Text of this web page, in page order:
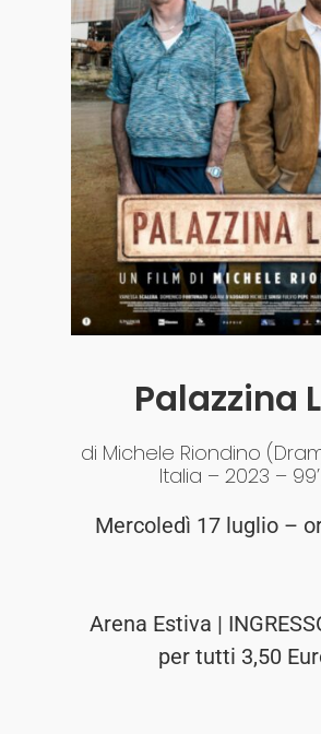
Acquista i biglietti
Palazzina
di Michele Riondino
Italia – 2023 –
Mercoledì 17 luglio –
Arena Estiva |
per tutti 3,50